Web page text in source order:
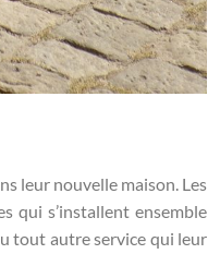
leur nouvelle maison. Les
qui s’installent ensemble
tout autre service qui leur